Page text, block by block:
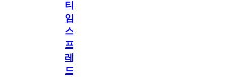
타
임
스
프
레
드]